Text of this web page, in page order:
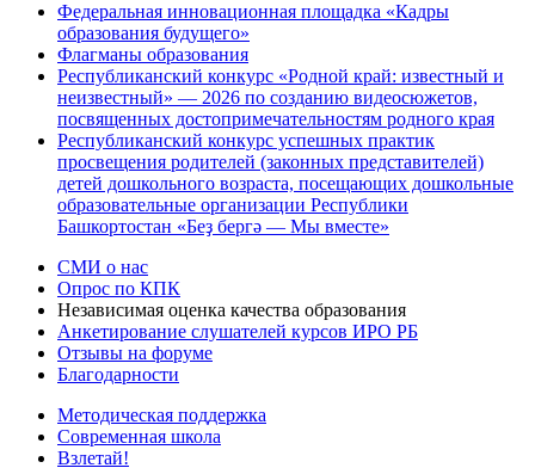
Федеральная инновационная площадка «Кадры
образования будущего»
Флагманы образования
Республиканский конкурс «Родной край: известный и
неизвестный» — 2026 по созданию видеосюжетов,
посвященных достопримечательностям родного края
Республиканский конкурс успешных практик
просвещения родителей (законных представителей)
детей дошкольного возраста, посещающих дошкольные
образовательные организации Республики
Башкортостан «Беҙ бергә — Мы вместе»
СМИ о нас
Опрос по КПК
Независимая оценка качества образования
Анкетирование слушателей курсов ИРО РБ
Отзывы на форуме
Благодарности
Методическая поддержка
Современная школа
Взлетай!